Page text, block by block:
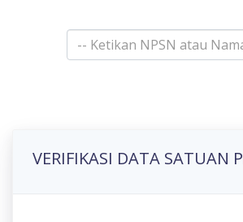
VERIFIKASI DATA SATUAN